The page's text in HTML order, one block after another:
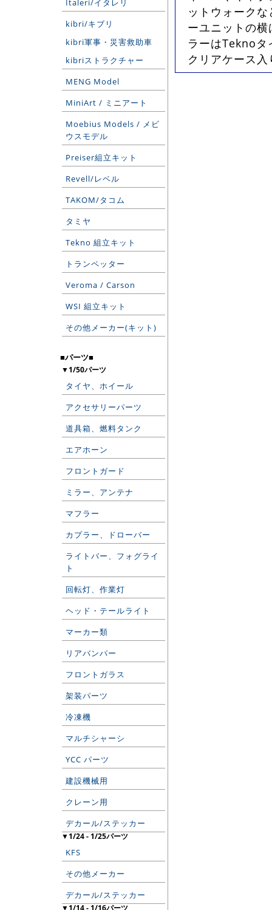
Italeri/イタレリ
kibri/キブリ
kibri軍事・災害救助車
kibriストラクチャー
MENG Model
MiniArt / ミニアート
Moebius Models / メビ
ウスモデル
Preiser組立キット
Revell/レベル
TAKOM/タコム
タミヤ
Tekno 組立キット
トランペッター
Veroma / Carson
WSI 組立キット
その他メーカー(キット)
■パーツ■
▼1/50パーツ
タイヤ、ホイール
アクセサリーパーツ
道具箱、燃料タンク
エアホーン
フロントガード
ミラー、アンテナ
マフラー
カプラー、ドローバー
ライトバー、フォグライ
ト
回転灯、作業灯
ヘッド・テールライト
マーカー類
リアバンパー
フロントガラス
架装パーツ
冷凍機
マルチシャーシ
YCC パーツ
建設機械用
クレーン用
デカール/ステッカー
▼1/24 - 1/25パーツ
KFS
その他メーカー
デカール/ステッカー
▼1/14 - 1/16パーツ
ットウォーク
ーユニットの
ラーはTeknoタ
クリアケース入